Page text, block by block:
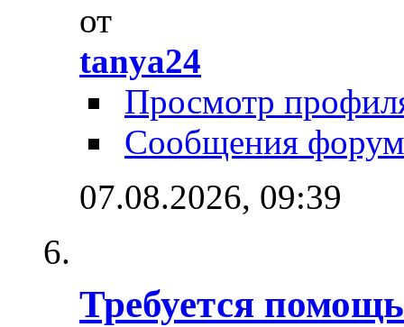
от
tanya24
Просмотр
Сообщения
07.08.2026, 09:39
Требуется помощь